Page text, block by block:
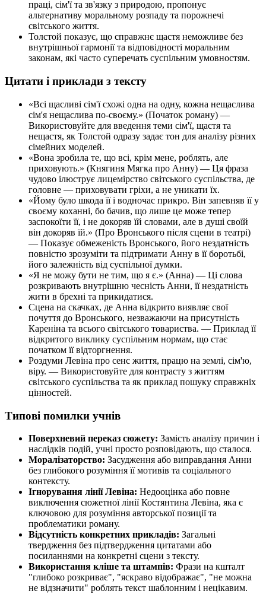
праці, сім'ї та зв'язку з природою, пропонує
альтернативу моральному розпаду та порожнечі
світського життя.
Толстой показує, що справжнє щастя неможливе без
внутрішньої гармонії та відповідності моральним
законам, які часто суперечать суспільним умовностям.
Цитати і приклади з тексту
«Всі щасливі сім'ї схожі одна на одну, кожна нещаслива
сім'я нещаслива по-своєму.» (Початок роману) —
Використовуйте для введення теми сім'ї, щастя та
нещастя, як Толстой одразу задає тон для аналізу різних
сімейних моделей.
«Вона зробила те, що всі, крім мене, роблять, але
приховують.» (Княгиня Мягка про Анну) — Ця фраза
чудово ілюструє лицемірство світського суспільства, де
головне — приховувати гріхи, а не уникати їх.
«Йому було шкода її і водночас прикро. Він запевняв її у
своєму коханні, бо бачив, що лише це може тепер
заспокоїти її, і не докоряв їй словами, але в душі своїй
він докоряв їй.» (Про Вронського після сцени в театрі)
— Показує обмеженість Вронського, його нездатність
повністю зрозуміти та підтримати Анну в її боротьбі,
його залежність від суспільної думки.
«Я не можу бути не тим, що я є.» (Анна) — Ці слова
розкривають внутрішню чесність Анни, її нездатність
жити в брехні та прикидатися.
Сцена на скачках, де Анна відкрито виявляє свої
почуття до Вронського, незважаючи на присутність
Кареніна та всього світського товариства. — Приклад її
відкритого виклику суспільним нормам, що стає
початком її відторгнення.
Роздуми Левіна про сенс життя, працю на землі, сім'ю,
віру. — Використовуйте для контрасту з життям
світського суспільства та як приклад пошуку справжніх
цінностей.
Типові помилки учнів
Поверхневий переказ сюжету: Замість аналізу причин і
наслідків подій, учні просто розповідають, що сталося.
Моралізаторство: Засудження або виправдання Анни
без глибокого розуміння її мотивів та соціального
контексту.
Ігнорування лінії Левіна: Недооцінка або повне
виключення сюжетної лінії Костянтина Левіна, яка є
ключовою для розуміння авторської позиції та
проблематики роману.
Відсутність конкретних прикладів: Загальні
твердження без підтвердження цитатами або
посиланнями на конкретні сцени з тексту.
Використання кліше та штампів: Фрази на кшталт
"глибоко розкриває", "яскраво відображає", "не можна
не відзначити" роблять текст шаблонним і нецікавим.